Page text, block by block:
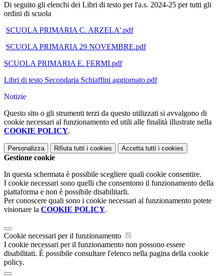
Di seguito gli elenchi dei Libri di testo per l'a.s. 2024-25 per tutti gli
ordini di scuola
SCUOLA PRIMARIA C. ARZELA'.pdf
SCUOLA PRIMARIA 29 NOVEMBRE.pdf
SCUOLA PRIMARIA E. FERMI.pdf
Libri di testo Secondaria Schiaffini aggiornato.pdf
Notizie
Questo sito o gli strumenti terzi da questo utilizzati si avvalgono di
cookie necessari al funzionamento ed utili alle finalità illustrate nella
COOKIE POLICY.
Personalizza Rifiuta tutti i cookies Accetta tutti i cookies
Gestione cookie
In questa schermata è possibile scegliere quali cookie consentire.
I cookie necessari sono quelli che consentono il funzionamento della
piattaforma e non è possibile disabilitarli.
Per conoscere quali sono i cookie necessari al funzionamento potete
visionare la COOKIE POLICY.
Cookie necessari per il funzionamento
I cookie necessari per il funzionamento non possono essere
disabilitati. È possibile consultare l'elenco nella pagina della cookie
policy.